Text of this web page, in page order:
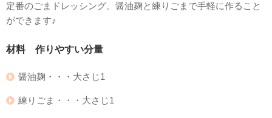
定番のごまドレッシング。醤油麹と練りごまで手軽に作ること
ができます♪
材料 作りやすい分量
醤油麹・・・大さじ1
練りごま・・・大さじ1